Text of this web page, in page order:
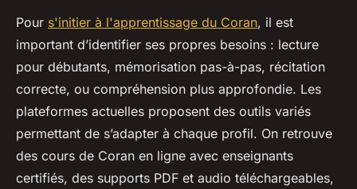
Pour s'initier à l'apprentissage du Coran, il est
important d’identifier ses propres besoins : lecture
pour débutants, mémorisation pas-à-pas, récitation
correcte, ou compréhension plus approfondie. Les
plateformes actuelles proposent des outils variés
permettant de s’adapter à chaque profil. On retrouve
des cours de Coran en ligne avec enseignants
certifiés, des supports PDF et audio téléchargeables,